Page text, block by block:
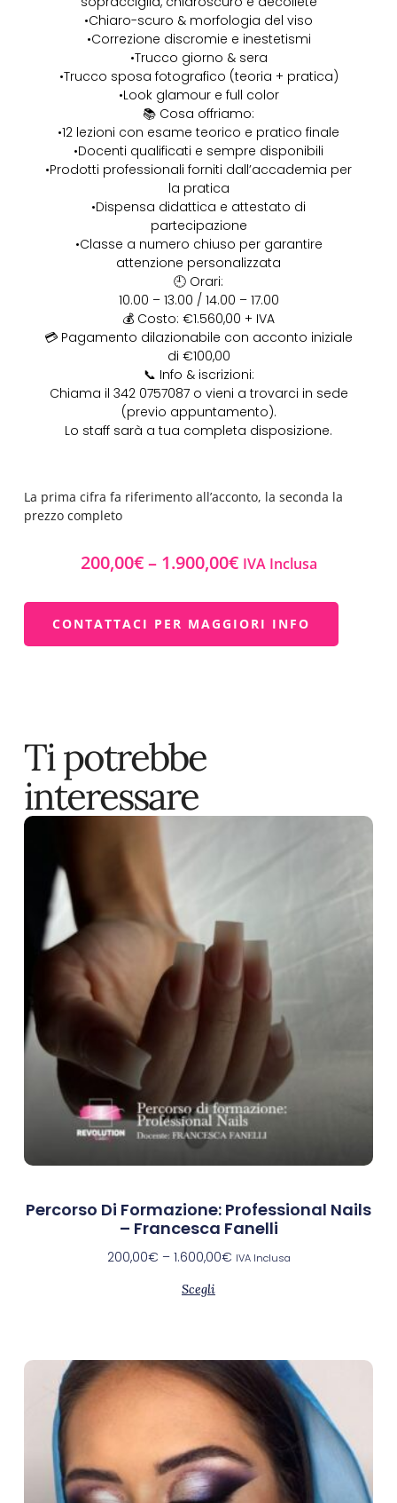
•Chiaro-scuro & morfologia del viso
•Correzione discromie e inestetismi
•Trucco giorno & sera
•Trucco sposa fotografico (teoria + pratica)
•Look glamour e full color
📚 Cosa offriamo:
•12 lezioni con esame teorico e pratico finale
•Docenti qualificati e sempre disponibili
•Prodotti professionali forniti dall’accademia per
la pratica
•Dispensa didattica e attestato di
partecipazione
•Classe a numero chiuso per garantire
attenzione personalizzata
🕘 Orari:
10.00 – 13.00 / 14.00 – 17.00
💰 Costo: €1.560,00 + IVA
💳 Pagamento dilazionabile con acconto iniziale
di €100,00
📞 Info & iscrizioni:
Chiama il 342 0757087 o vieni a trovarci in sede
(previo appuntamento).
Lo staff sarà a tua completa disposizione.
La prima cifra fa riferimento all’acconto, la seconda la
prezzo completo
200,00€– 1.900,00€ IVA Inclusa
CONTATTACI PER MAGGIORI INFO
Ti potrebbe
interessare
Percorso Di Formazione: Professional Nails
– Francesca Fanelli
200,00€ – 1.600,00€ IVA Inclusa
Scegli